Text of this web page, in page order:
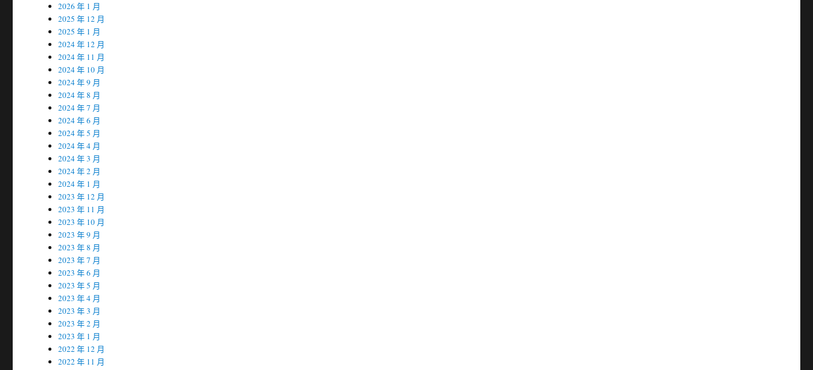
2026 年 1 月
2025 年 12 月
2025 年 1 月
2024 年 12 月
2024 年 11 月
2024 年 10 月
2024 年 9 月
2024 年 8 月
2024 年 7 月
2024 年 6 月
2024 年 5 月
2024 年 4 月
2024 年 3 月
2024 年 2 月
2024 年 1 月
2023 年 12 月
2023 年 11 月
2023 年 10 月
2023 年 9 月
2023 年 8 月
2023 年 7 月
2023 年 6 月
2023 年 5 月
2023 年 4 月
2023 年 3 月
2023 年 2 月
2023 年 1 月
2022 年 12 月
2022 年 11 月